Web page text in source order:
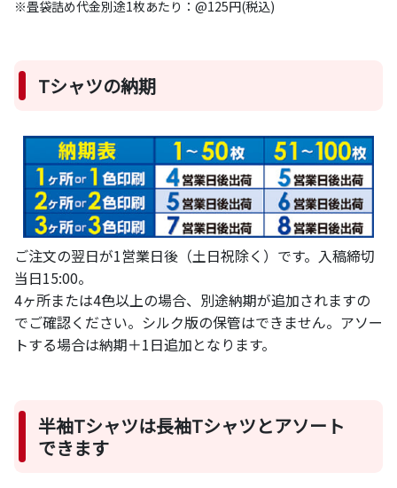
※畳袋詰め代金別途1枚あたり：@125円(税込)
Tシャツの納期
ご注文の翌日が1営業日後（土日祝除く）です。入稿締切
当日15:00。
4ヶ所または4色以上の場合、別途納期が追加されますの
でご確認ください。シルク版の保管はできません。アソー
トする場合は納期＋1日追加となります。
半袖Tシャツは長袖Tシャツとアソート
できます